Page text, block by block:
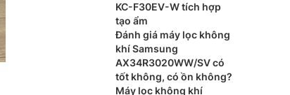
KC-F30EV-W tích hợp
tạo ẩm
Đánh giá máy lọc không
khí Samsung
AX34R3020WW/SV có
tốt không, có ồn không?
Máy lọc không khí